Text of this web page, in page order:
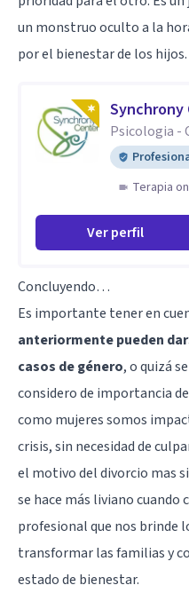
un monstruo oculto a la
por el bienestar de los hijos.
Synchrony
Psicologia -
Terapia
Ver perfil
Concluyendo…
Es importante tener en
anteriormente pueden
casos de género, o quizá
considero de importancia
como mujeres somos
crisis, sin necesidad de
el motivo del divorcio mas
se hace más liviano cuando
profesional que nos brinde
transformar las familias y
estado de bienestar.